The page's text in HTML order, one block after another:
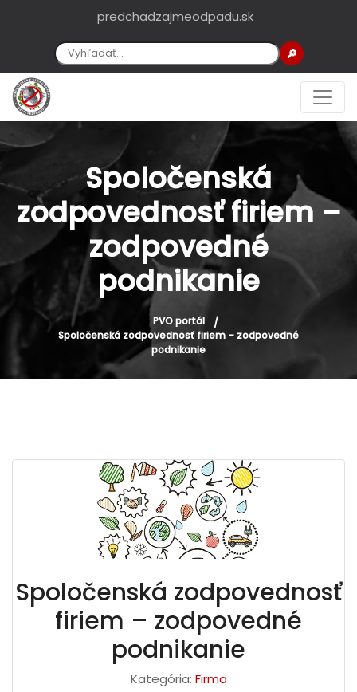
predchadzajmeodpadu.sk
🔎
Spoločenská
zodpovednosť firiem –
zodpovedné
podnikanie
PVO portál
Spoločenská zodpovednosť firiem – zodpovedné
podnikanie
Spoločenská zodpovednosť
firiem – zodpovedné
podnikanie
Kategória: Firma